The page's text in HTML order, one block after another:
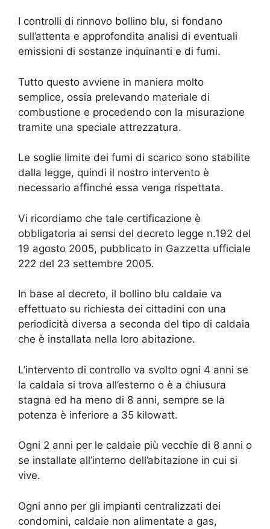
I controlli di rinnovo bollino blu, si fondano
sull’attenta e approfondita analisi di eventuali
emissioni di sostanze inquinanti e di fumi.
Tutto questo avviene in maniera molto
semplice, ossia prelevando materiale di
combustione e procedendo con la misurazione
tramite una speciale attrezzatura.
Le soglie limite dei fumi di scarico sono stabilite
dalla legge, quindi il nostro intervento è
necessario affinché essa venga rispettata.
Vi ricordiamo che tale certificazione è
obbligatoria ai sensi del decreto legge n.192 del
19 agosto 2005, pubblicato in Gazzetta ufficiale
222 del 23 settembre 2005.
In base al decreto, il bollino blu caldaie va
effettuato su richiesta dei cittadini con una
periodicità diversa a seconda del tipo di caldaia
che è installata nella loro abitazione.
L’intervento di controllo va svolto ogni 4 anni se
la caldaia si trova all’esterno o è a chiusura
stagna ed ha meno di 8 anni, sempre se la
potenza è inferiore a 35 kilowatt.
Ogni 2 anni per le caldaie più vecchie di 8 anni o
se installate all’interno dell’abitazione in cui si
vive.
Ogni anno per gli impianti centralizzati dei
condomini, caldaie non alimentate a gas,